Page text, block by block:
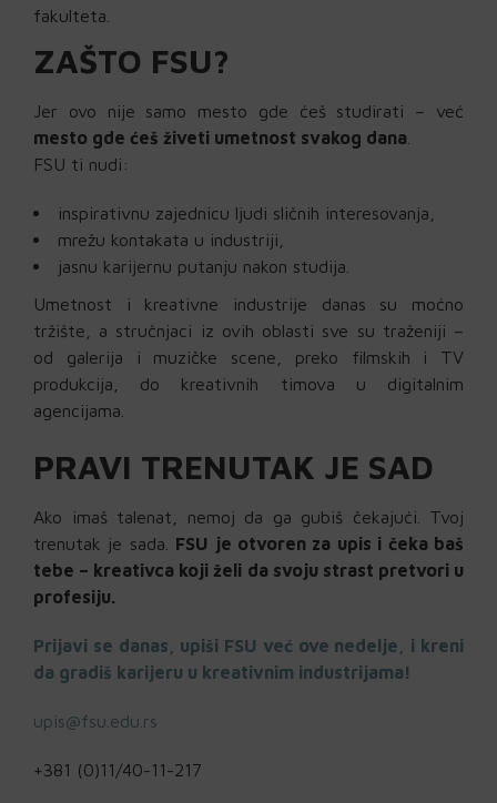
fakulteta.
ZAŠTO FSU?
Jer ovo nije samo mesto gde ćeš studirati – već
mesto gde ćeš živeti umetnost svakog dana
FSU ti nudi:
inspirativnu zajednicu ljudi sličnih interesovanja,
mrežu kontakata u industriji,
jasnu karijernu putanju nakon studija.
Umetnost i kreativne industrije danas su moćno
tržište, a stručnjaci iz ovih oblasti sve su traženiji –
od galerija i muzičke scene, preko filmskih i TV
produkcija, do kreativnih timova u digitalnim
agencijama.
PRAVI TRENUTAK JE SAD
Ako imaš talenat, nemoj da ga gubiš čekajući. Tvoj
trenutak je sada. FSU je otvoren za upis i čeka baš
tebe – kreativca koji želi da svoju strast pretvori u
profesiju.
Prijavi se danas, upiši FSU već ove nedelje, i kreni
da gradiš karijeru u kreativnim industrijama!
upis@fsu.edu.rs
+381 (0)11/40-11-217